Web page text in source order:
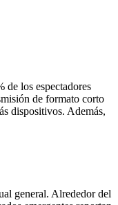
de los espectadores
de formato corto
dispositivos. Además,
general. Alrededor del